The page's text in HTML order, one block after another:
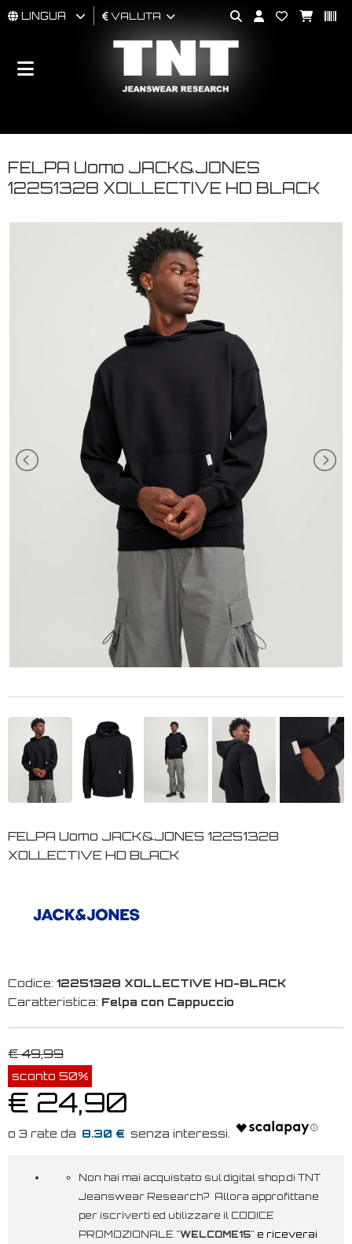
UOMO
BRAND
LINGUA VALUTA
FELPA Uomo JACK&JONES
12251328 XOLLECTIVE HD BLACK
FELPA Uomo JACK&JONES 12251328
XOLLECTIVE HD BLACK
Codice: 12251328 XOLLECTIVE HD-BLACK
Caratteristica: Felpa con Cappuccio
€ 49,99
sconto 50%
€ 24,90
8.30 €
Non hai mai acquistato sul digital shop di TNT
Jeanswear Research? Allora approfittane
per iscriverti ed utilizzare il CODICE
PROMOZIONALE "WELCOME15" e riceverai